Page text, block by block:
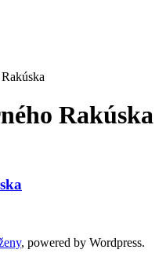
Rakúska
, powered by Wordpress.